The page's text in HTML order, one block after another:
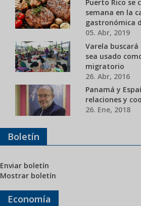
Puerto Rico se
semana en la
gastronómica
05. Abr, 2019
Varela
sea usado
migratorio
26. Abr, 2016
Panamá y
relaciones y
26. Ene, 2018
Boletín
Enviar boletín
Mostrar boletín
Economía